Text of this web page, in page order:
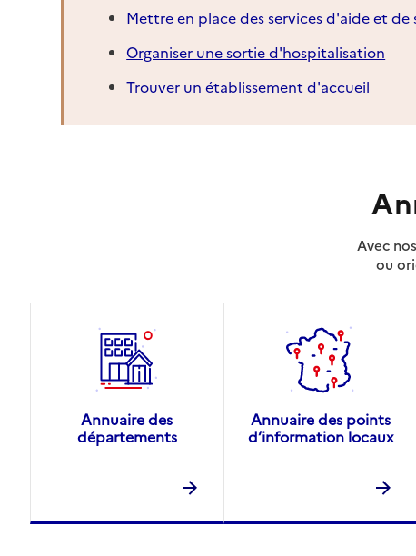
Mettre en place des services d'aide et de
Organiser une sortie d'hospitalisation
Trouver un établissement d'accueil
Avec
ou
Annuaire des
départements
Annuaire des points
d’information locaux